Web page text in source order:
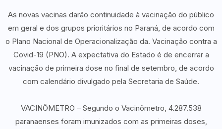
As novas vacinas darão continuidade à vacinação do público
em geral e dos grupos prioritários no Paraná, de acordo com
o Plano Nacional de Operacionalização da. Vacinação contra a
Covid-19 (PNO). A expectativa do Estado é de encerrar a
vacinação de primeira dose no final de setembro, de acordo
com calendário divulgado pela Secretaria de Saúde.
VACINÔMETRO – Segundo o Vacinômetro, 4.287.538
paranaenses foram imunizados com as primeiras doses,